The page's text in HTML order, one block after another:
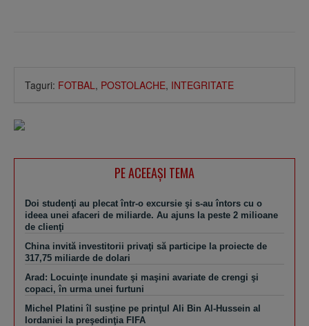
Taguri: FOTBAL , POSTOLACHE, INTEGRITATE
PE ACEEAŞI TEMA
Doi studenţi au plecat într-o excursie şi s-au întors cu o
ideea unei afaceri de miliarde. Au ajuns la peste 2 milioane
de clienţi
China invită investitorii privaţi să participe la proiecte de
317,75 miliarde de dolari
Arad: Locuinţe inundate şi maşini avariate de crengi şi
copaci, în urma unei furtuni
Michel Platini îl susţine pe prinţul Ali Bin Al-Hussein al
Iordaniei la preşedinţia FIFA